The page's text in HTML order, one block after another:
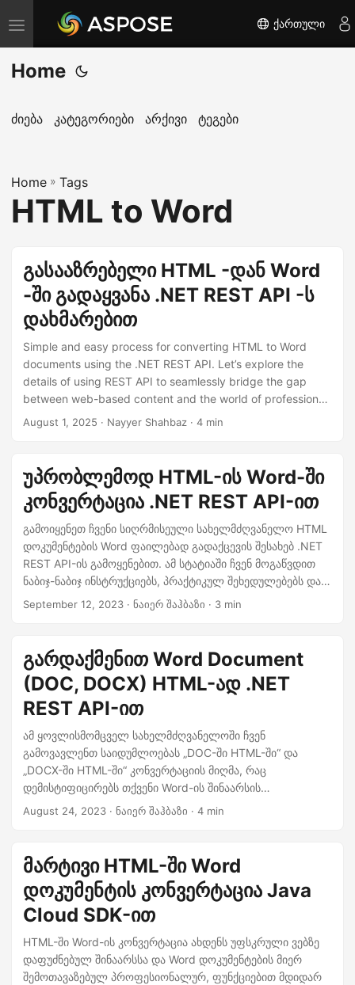
T
o
g
l
a
v
i
ქართული
Home
ძიება კატეგორიები არქივი ტეგები
Home » Tags
HTML to Word
გასააზრებელი HTML -დან Word
-ში გადაყვანა .NET REST API -ს
დახმარებით
Simple and easy process for converting HTML to Word
documents using the .NET REST API. Let’s explore the
details of using REST API to seamlessly bridge the gap
between web-based content and the world of professional
document creation.
August 1, 2025 · Nayyer Shahbaz · 4 min
უპრობლემოდ HTML-ის Word-ში
კონვერტაცია .NET REST API-ით
გამოიყენეთ ჩვენი სიღრმისეული სახელმძღვანელო HTML
დოკუმენტების Word ფაილებად გადაქცევის შესახებ .NET
REST API-ის გამოყენებით. ამ სტატიაში ჩვენ მოგაწვდით
ნაბიჯ-ნაბიჯ ინსტრუქციებს, პრაქტიკულ შეხედულებებს და
კოდის ნიმუშებს, რაც საშუალებას მოგცემთ მარტივად
September 12, 2023 · ნაიერ შაჰბაზი · 3 min
გარდაქმენით Word Document
(DOC, DOCX) HTML-ად .NET
REST API-ით
ამ ყოვლისმომცველ სახელმძღვანელოში ჩვენ
გამოვავლენთ საიდუმლოებას „DOC-ში HTML-ში“ და
„DOCX-ში HTML-ში“ კონვერტაციის მიღმა, რაც
დემისტიფიცირებს თქვენი Word-ის შინაარსის
შეუფერხებლად გადაქცევის პროცესს ვებ-თავსებად HTML
მიდგომა დაგეხმარებათ „Word-ის HTML-ზე ონლაინ
გადაქცევის“ სირთულეებში.
August 24, 2023 · ნაიერ შაჰბაზი · 4 min
მარტივი HTML-ში Word
დოკუმენტის კონვერტაცია Java
Cloud SDK-ით
HTML-ში Word-ის კონვერტაცია ახდენს უფსკრული ვებზე
დაფუძნებულ შინაარსსა და Word დოკუმენტების მიერ
შემოთავაზებულ პროფესიონალურ, ფუნქციებით მდიდარ